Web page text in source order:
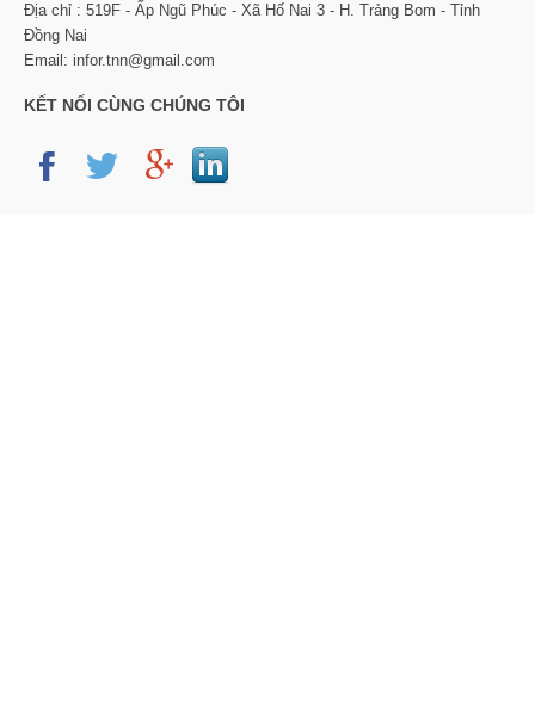
Địa chỉ : 519F - Ấp Ngũ Phúc - Xã Hố Nai 3 - H. Trảng Bom - Tỉnh
Đồng Nai
Email: infor.tnn@gmail.com
KẾT NỐI CÙNG CHÚNG TÔI